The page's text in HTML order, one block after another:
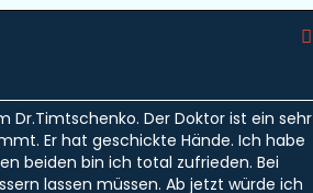
Dr.Timtschenko. Der Doktor ist ein sehr
Er hat geschickte Hände. Ich habe
beiden bin ich total zufrieden. Bei
lassen müssen. Ab jetzt würde ich